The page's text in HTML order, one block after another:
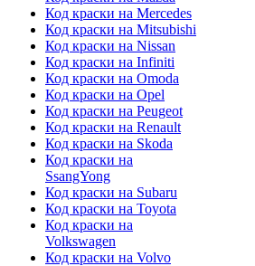
Код краски на Mercedes
Код краски на Mitsubishi
Код краски на Nissan
Код краски на Infiniti
Код краски на Omoda
Код краски на Opel
Код краски на Peugeot
Код краски на Renault
Код краски на Skoda
Код краски на
SsangYong
Код краски на Subaru
Код краски на Toyota
Код краски на
Volkswagen
Код краски на Volvo